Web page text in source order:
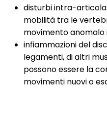
disturbi intra-
mobilità tra le
movimento anomalo
infiammazioni del
legamenti, di altri
possono essere la
movimenti nuovi o